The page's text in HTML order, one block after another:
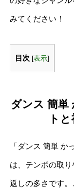
みてください！
目次 [表示]
ダンス 簡単
ト
「ダンス 簡単 か
は、テンポの取
返しの多さです